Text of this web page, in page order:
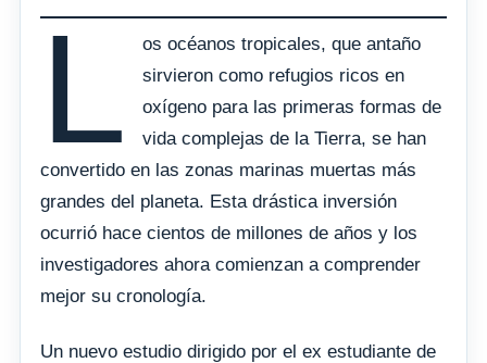
L
os océanos tropicales, que antaño
sirvieron como refugios ricos en
oxígeno para las primeras formas de
vida complejas de la Tierra, se han
convertido en las zonas marinas muertas más
grandes del planeta. Esta drástica inversión
ocurrió hace cientos de millones de años y los
investigadores ahora comienzan a comprender
mejor su cronología.
Un nuevo estudio dirigido por el ex estudiante de